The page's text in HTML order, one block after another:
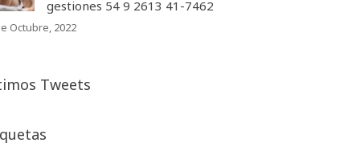
gestiones 54 9 2613 41-7462
Octubre, 2022
Tweets